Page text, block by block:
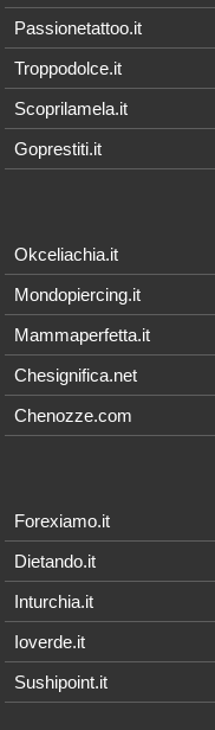
Passionetattoo.it
Troppodolce.it
Scoprilamela.it
Goprestiti.it
Okceliachia.it
Mondopiercing.it
Mammaperfetta.it
Chesignifica.net
Chenozze.com
Forexiamo.it
Dietando.it
Inturchia.it
Ioverde.it
Sushipoint.it